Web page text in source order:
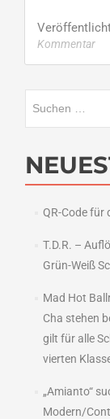
Kommentar
QR-Code für
T.D.R. –
Grün-Weiß
Mad Hot
Cha stehen
gilt für alle
vierten
„Amianto“
Modern/